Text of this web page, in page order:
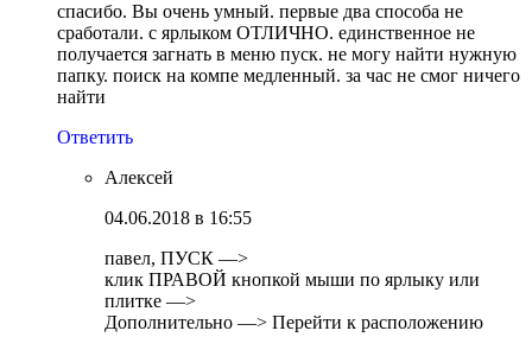
спасибо. Вы очень умный. первые два способа не
сработали. с ярлыком ОТЛИЧНО. единственное не
получается загнать в меню пуск. не могу найти нужную
папку. поиск на компе медленный. за час не смог ничего
найти
Ответить
Алексей
04.06.2018 в 16:55
павел, ПУСК —>
клик ПРАВОЙ кнопкой мыши по ярлыку или
плитке —>
Дополнительно —> Перейти к расположению